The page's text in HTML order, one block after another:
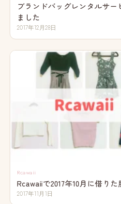
ブランドバッグレンタルサ
ました
2017年12月28日
Rcawaii
Rcawaiiで2017年10月に借りた
2017年11月1日